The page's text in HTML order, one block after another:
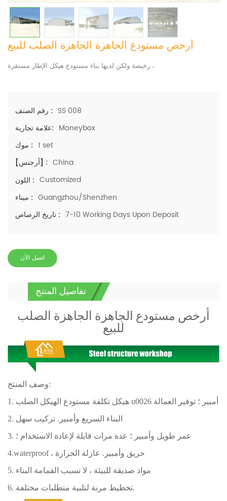
أرخص مستودع الجاهزة الجاهزة الصلب للبيع
رخيصة ولكن لديها بناء مستودع هيكل الإطار مستقرة ،
رقم الصنف : SS 008
علامة تجارية: Moneybox
موك : 1 set
[أرجنس] : China
اللون : Customized
ميناء : Guangzhou/Shenzhen
تاريخ الرصاص : 7-10 Working Days Upon Deposit
اتصل الآن
تفاصيل المنتج
أرخص مستودع الجاهزة الجاهزة الصلب
للبيع
وصف المنتج:
1. هيكل تكلفة مستودع الهيكل الصلب u0026 أمبير ؛ توفير العمالة
2. البناء السريع وأمبير. تركيب سهل
3. عمر طويل وأمبير ؛ عدة مرات قابلة لإعادة الاستخدام ؛
4.waterproof ، حريق وأمبير. عازلة الحرارة
5. مواد صديقة للبيئة ، لا تسبب القمامة البناء
6. تخطيط مرنة لتلبية متطلبات مختلفة.